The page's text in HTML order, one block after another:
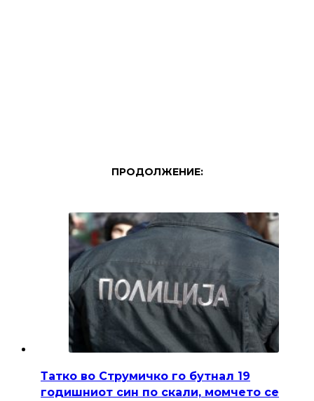
ПРОДОЛЖЕНИЕ:
Татко во Струмичко го бутнал 19
годишниот син по скали, момчето се